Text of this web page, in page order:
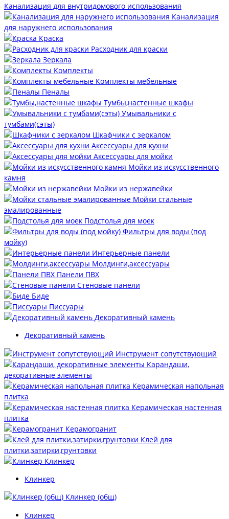
Канализация для внутридомового использования
Канализация
для наружнего использования
Краска
Расходник для краски
Зеркала
Комплекты
Комплекты мебельные
Пеналы
Тумбы,настенные шкафы
Умывальники с
тумбами(сэты)
Шкафчики с зеркалом
Аксессуары для кухни
Аксессуары для мойки
Мойки из искусственного
камня
Мойки из нержавейки
Мойки стальные
эмалированные
Подстолья для моек
Фильтры для воды (под
мойку)
Интерьерные панели
Молдинги,аксессуары
Панели ПВХ
Стеновые панели
Биде
Писсуары
Декоративный камень
Декоративный камень
Инструмент сопутствующий
Карандаши,
декоративные элементы
Керамическая напольная
плитка
Керамическая настенная
плитка
Керамогранит
Клей для
плитки,затирки,грунтовки
Клинкер
Клинкер
Клинкер (общ)
Клинкер